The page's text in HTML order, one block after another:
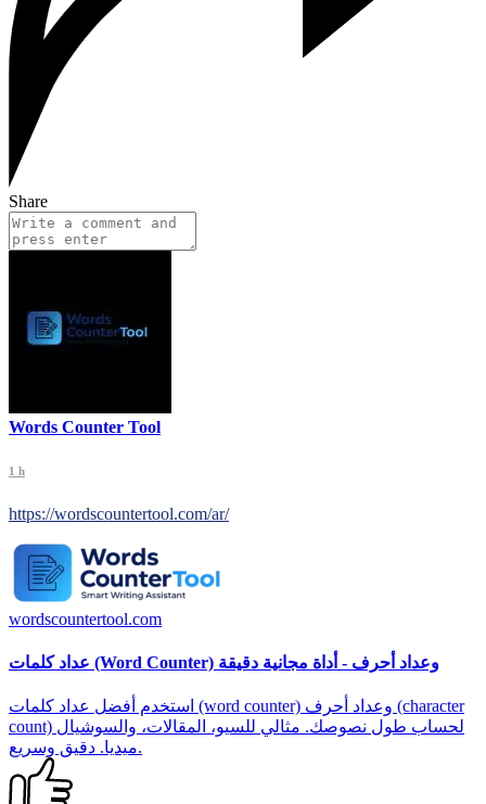
Share
Words Counter Tool
1 h
https://wordscountertool.com/ar/
wordscountertool.com
عداد كلمات (Word Counter) وعداد أحرف - أداة مجانية دقيقة
استخدم أفضل عداد كلمات (word counter) وعداد أحرف (character
count) لحساب طول نصوصك. مثالي للسيو، المقالات، والسوشيال
ميديا. دقيق وسريع.